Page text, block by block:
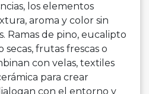
los elementos
aroma y color sin
Ramas de pino, eucalipto
secas, frutas frescas o
con velas, textiles
para crear
con el entorno y